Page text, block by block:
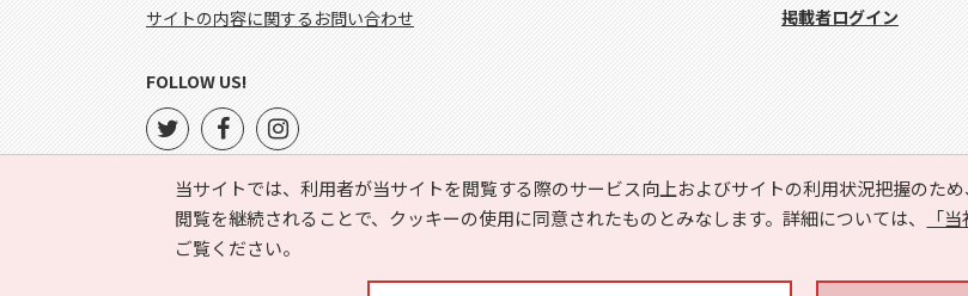
当サイトでは、利用者が当サイトを閲覧する際のサービス向上およびサイトの利用状況把握のた
閲覧を継続されることで、クッキーの使用に同意されたものとみなします。詳細については、
「
ご覧ください。
サイトの内容に関するお問い合わせ
掲載者ログイン
FOLLOW US!
Copyright © HYOJITO.Co.,Ltd. All Rights Reserved.